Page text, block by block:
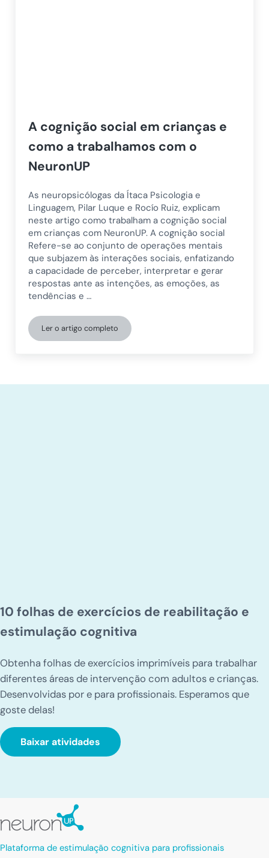
A cognição social em crianças e
como a trabalhamos com o
NeuronUP
As neuropsicólogas da Ítaca Psicologia e
Linguagem, Pilar Luque e Rocío Ruiz, explicam
neste artigo como trabalham a cognição social
em crianças com NeuronUP. A cognição social
Refere-se ao conjunto de operações mentais
que subjazem às interações sociais, enfatizando
a capacidade de perceber, interpretar e gerar
respostas ante as intenções, as emoções, as
tendências e …
Ler o artigo completoA cognição social em crianças e como a trabalhamos
10 folhas de exercícios de reabilitação e
estimulação cognitiva
Obtenha folhas de exercícios imprimíveis para trabalhar
diferentes áreas de intervenção com adultos e crianças.
Desenvolvidas por e para profissionais. Esperamos que
goste delas!
Baixar atividades
Plataforma de estimulação cognitiva para profissionais